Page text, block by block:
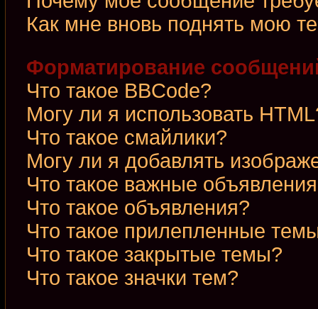
Как мне вновь поднять мою
Форматирование
Что такое BBCode?
Могу ли я использовать
Что такое смайлики?
Могу ли я добавлять
Что такое важные
Что такое объявления?
Что такое прилепленные
Что такое закрытые темы?
Что такое значки тем?